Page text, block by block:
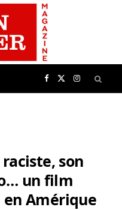
F
e w
i
I
t
son
un film
en Amérique